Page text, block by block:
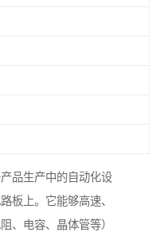
品生产中的自动化设
板上。它能够高速、
、电容、晶体管等）